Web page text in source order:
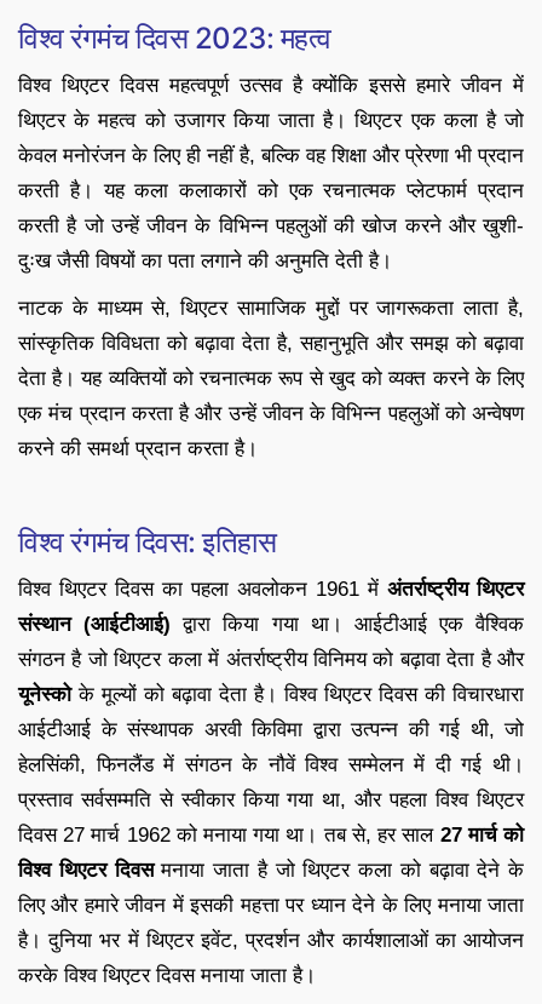
विश्व रंगमंच दिवस 2023: महत्व
विश्व थिएटर दिवस महत्वपूर्ण उत्सव है क्योंकि इससे हमारे जीवन में
थिएटर के महत्व को उजागर किया जाता है। थिएटर एक कला है जो
केवल मनोरंजन के लिए ही नहीं है, बल्कि वह शिक्षा और प्रेरणा भी प्रदान
करती है। यह कला कलाकारों को एक रचनात्मक प्लेटफार्म प्रदान
करती है जो उन्हें जीवन के विभिन्न पहलुओं की खोज करने और खुशी-
दुःख जैसी विषयों का पता लगाने की अनुमति देती है।
नाटक के माध्यम से, थिएटर सामाजिक मुद्दों पर जागरूकता लाता है,
सांस्कृतिक विविधता को बढ़ावा देता है, सहानुभूति और समझ को बढ़ावा
देता है। यह व्यक्तियों को रचनात्मक रूप से खुद को व्यक्त करने के लिए
एक मंच प्रदान करता है और उन्हें जीवन के विभिन्न पहलुओं को अन्वेषण
करने की समर्था प्रदान करता है।
विश्व रंगमंच दिवस: इतिहास
विश्व थिएटर दिवस का पहला अवलोकन 1961 में अंतर्राष्ट्रीय थिएटर
संस्थान (आईटीआई) द्वारा किया गया था। आईटीआई एक वैश्विक
संगठन है जो थिएटर कला में अंतर्राष्ट्रीय विनिमय को बढ़ावा देता है और
यूनेस्कोके मूल्यों को बढ़ावा देता है। विश्व थिएटर दिवस की विचारधारा
आईटीआई के संस्थापक अरवी किविमा द्वारा उत्पन्न की गई थी, जो
हेलसिंकी, फिनलैंड में संगठन के नौवें विश्व सम्मेलन में दी गई थी।
प्रस्ताव सर्वसम्मति से स्वीकार किया गया था, और पहला विश्व थिएटर
दिवस 27 मार्च 1962 को मनाया गया था। तब से, हर साल 27 मार्च को
विश्व थिएटर दिवसमनाया जाता है जो थिएटर कला को बढ़ावा देने के
लिए और हमारे जीवन में इसकी महत्ता पर ध्यान देने के लिए मनाया जाता
है। दुनिया भर में थिएटर इवेंट, प्रदर्शन और कार्यशालाओं का आयोजन
करके विश्व थिएटर दिवस मनाया जाता है।